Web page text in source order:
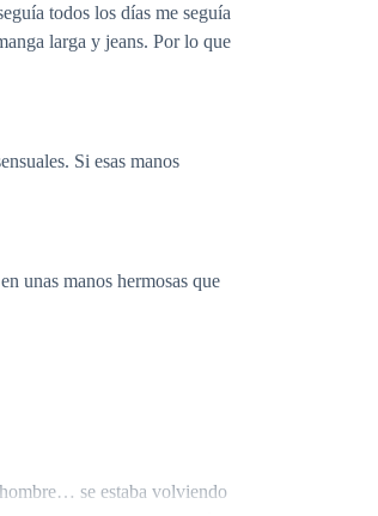
todos los días me seguía
larga y jeans. Por lo que
Si esas manos
unas manos hermosas que
se estaba volviendo